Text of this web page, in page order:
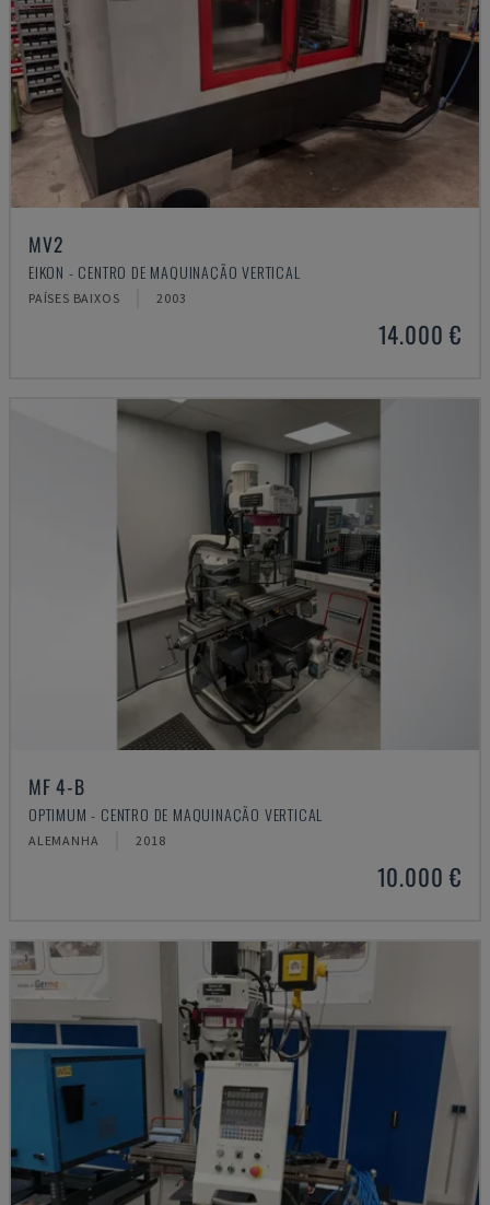
MV2
EIKON - CENTRO DE MAQUINAÇÃO VERTICAL
PAÍSES BAIXOS 2003
14.000 €
MF 4-B
OPTIMUM - CENTRO DE MAQUINAÇÃO VERTICAL
ALEMANHA 2018
10.000 €